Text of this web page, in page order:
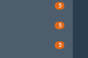
5
5
5